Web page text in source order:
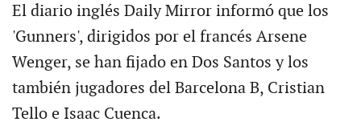
El diario inglés Daily Mirror informó que los
'Gunners', dirigidos por el francés Arsene
Wenger, se han fijado en Dos Santos y los
también jugadores del Barcelona B, Cristian
Tello e Isaac Cuenca.